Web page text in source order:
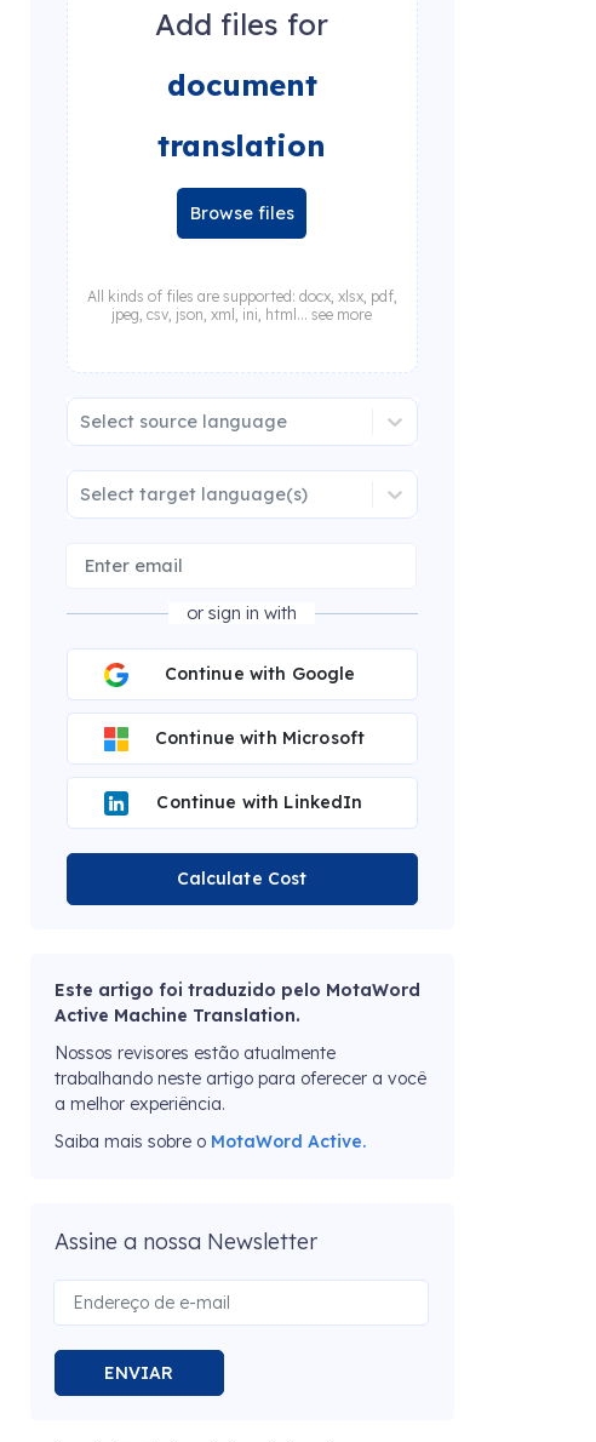
Add files for
document
translation
Browse files
All kinds of files are supported: docx, xlsx, pdf,
jpeg, csv, json, xml, ini, html... see more
Select source language
Select target language(s)
or sign in with
Continue with Google
Continue with Microsoft
Continue with LinkedIn
Calculate Cost
Este artigo foi traduzido pelo MotaWord
Active Machine Translation.
Nossos revisores estão atualmente
trabalhando neste artigo para oferecer a você
a melhor experiência.
Saiba mais sobre o MotaWord Active.
Assine a nossa Newsletter
ENVIAR